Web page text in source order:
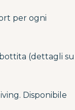
per ogni
(dettagli su
Disponibile